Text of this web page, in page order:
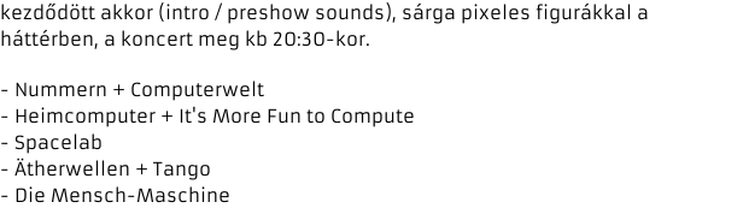
kezdődött akkor (intro / preshow sounds), sárga pixeles figurákkal a
háttérben, a koncert meg kb 20:30-kor.
- Nummern + Computerwelt
- Heimcomputer + It's More Fun to Compute
- Spacelab
- Ätherwellen + Tango
- Die Mensch-Maschine